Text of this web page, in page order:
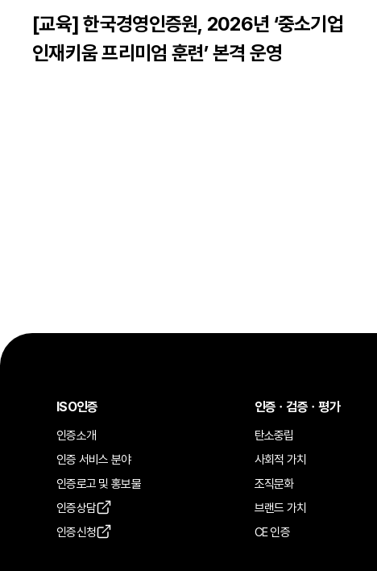
[교육] 한국경영인증원, 2026년 ‘중소기업
인재키움 프리미엄 훈련’ 본격 운영
ISO인증
인증소개
인증 서비스 분야
인증로고 및 홍보물
인증상담
인증신청
인증ㆍ검증ㆍ평가
탄소중립
사회적 가치
조직문화
브랜드 가치
CE 인증